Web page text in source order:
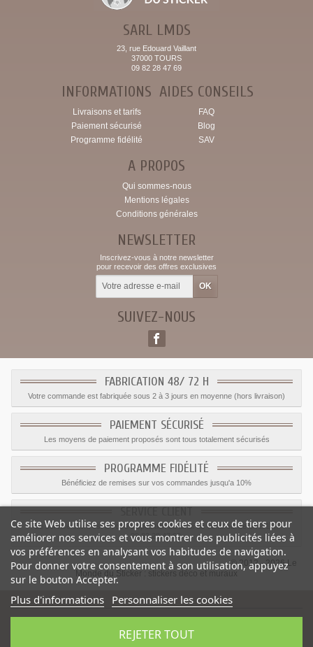
SARL LMDS
23, rue Edouard Vaillant
37000 TOURS
09 82 28 47 69
INFORMATIONS
Livraisons et tarifs
Paiement sécurisé
Programme fidélité
AIDES CONSEILS
FAQ
Blog
SAV
A PROPOS
Qui sommes-nous
Mentions légales
Conditions générales
NEWSLETTER
Inscrivez-vous à notre newsletter
pour recevoir des offres exclusives
SUIVEZ-NOUS
FABRICATION 48/ 72 H
Votre commande est fabriquée sous 2 à 3 jours en moyenne (hors livraison)
PAIEMENT SÉCURISÉ
Les moyens de paiement proposés sont tous totalement sécurisés
PROGRAMME FIDÉLITÉ
Bénéficiez de remises sur vos commandes jusqu'a 10%
Le service client est a votre disposition du lundi au vendredi de 8h à 17h
09.82.28.47.69.
© 2012 - 2026 Le
Monde du Sticker :
stickers déco et muraux
Catégorie :Stickers Insectes
Ce site Web utilise ses propres cookies et ceux de tiers pour
améliorer nos services et vous montrer des publicités liées à
vos préférences en analysant vos habitudes de navigation.
Pour donner votre consentement à son utilisation, appuyez
sur le bouton Accepter.
Plus d'informations Personnaliser les cookies
REJETER TOUT